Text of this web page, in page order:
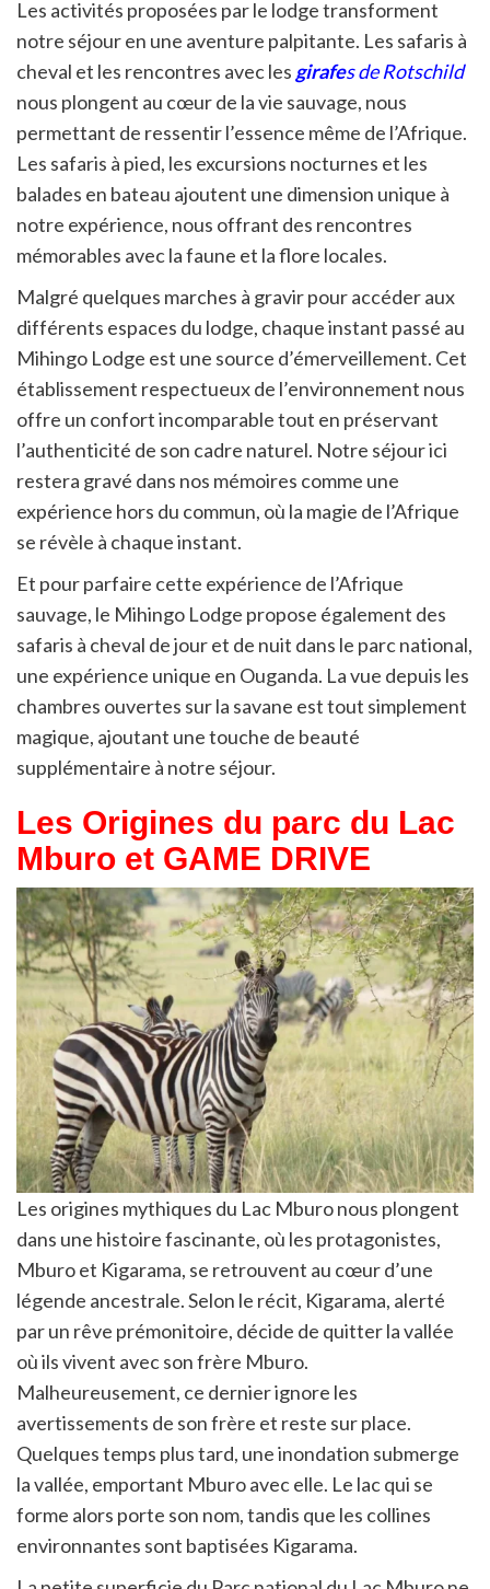
Les activités proposées par le lodge transforment
notre séjour en une aventure palpitante. Les safaris à
cheval et les rencontres avec les girafes de Rotschild
nous plongent au cœur de la vie sauvage, nous
permettant de ressentir l’essence même de l’Afrique.
Les safaris à pied, les excursions nocturnes et les
balades en bateau ajoutent une dimension unique à
notre expérience, nous offrant des rencontres
mémorables avec la faune et la flore locales.
Malgré quelques marches à gravir pour accéder aux
différents espaces du lodge, chaque instant passé au
Mihingo Lodge est une source d’émerveillement. Cet
établissement respectueux de l’environnement nous
offre un confort incomparable tout en préservant
l’authenticité de son cadre naturel. Notre séjour ici
restera gravé dans nos mémoires comme une
expérience hors du commun, où la magie de l’Afrique
se révèle à chaque instant.
Et pour parfaire cette expérience de l’Afrique
sauvage, le Mihingo Lodge propose également des
safaris à cheval de jour et de nuit dans le parc national,
une expérience unique en Ouganda. La vue depuis les
chambres ouvertes sur la savane est tout simplement
magique, ajoutant une touche de beauté
supplémentaire à notre séjour.
Les Origines du parc du Lac
Mburo et GAME DRIVE
Les origines mythiques du Lac Mburo nous plongent
dans une histoire fascinante, où les protagonistes,
Mburo et Kigarama, se retrouvent au cœur d’une
légende ancestrale. Selon le récit, Kigarama, alerté
par un rêve prémonitoire, décide de quitter la vallée
où ils vivent avec son frère Mburo.
Malheureusement, ce dernier ignore les
avertissements de son frère et reste sur place.
Quelques temps plus tard, une inondation submerge
la vallée, emportant Mburo avec elle. Le lac qui se
forme alors porte son nom, tandis que les collines
environnantes sont baptisées Kigarama.